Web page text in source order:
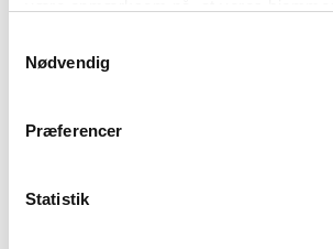
tilbagetrækker et samtykke.
Nødvendig
Præferencer
Statistik